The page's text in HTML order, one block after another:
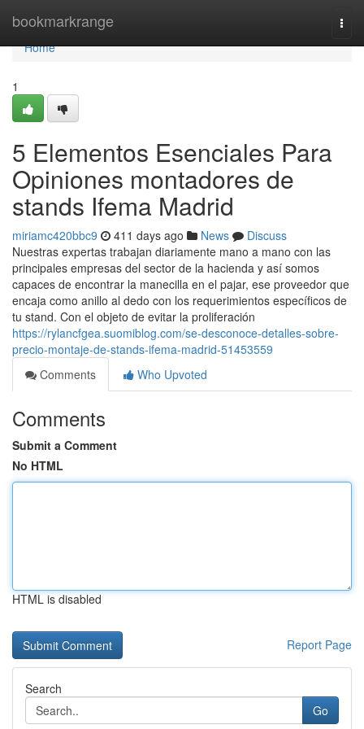
bookmarkrange
Home
Home
1
5 Elementos Esenciales Para
Opiniones montadores de
stands Ifema Madrid
miriamc420bbc9 411 days ago News
Discuss
Nuestras expertas trabajan diariamente mano a mano con las
principales empresas del sector de la hacienda y así somos
capaces de encontrar la manecilla en el pajar, ese proveedor que
encaja como anillo al dedo con los requerimientos específicos de
tu stand. Con el objeto de evitar la proliferación
https://rylancfgea.suomiblog.com/se-desconoce-detalles-sobre-
precio-montaje-de-stands-ifema-madrid-51453559
Comments
Who Upvoted
Comments
Submit a Comment
No HTML
HTML is disabled
Report Page
Search
Go